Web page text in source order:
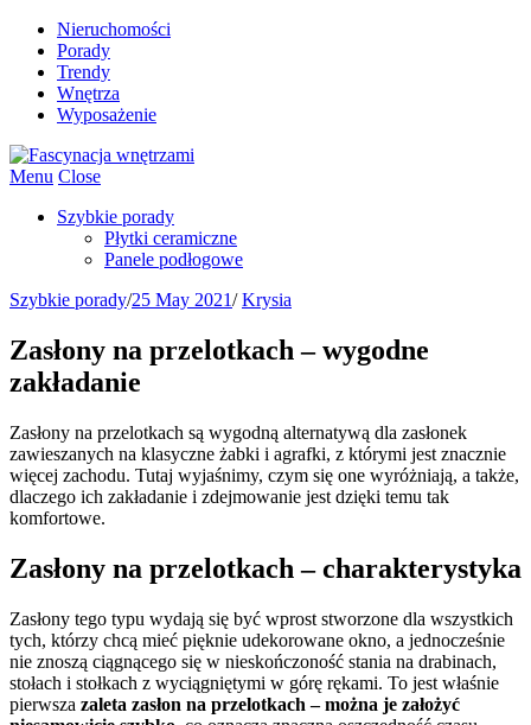
Nieruchomości
Porady
Trendy
Wnętrza
Wyposażenie
Menu Close
Szybkie porady
Płytki ceramiczne
Panele podłogowe
Szybkie porady/25 May 2021/ Krysia
Zasłony na przelotkach – wygodne
zakładanie
Zasłony na przelotkach są wygodną alternatywą dla zasłonek
zawieszanych na klasyczne żabki i agrafki, z którymi jest znacznie
więcej zachodu. Tutaj wyjaśnimy, czym się one wyróżniają, a także,
dlaczego ich zakładanie i zdejmowanie jest dzięki temu tak
komfortowe.
Zasłony na przelotkach – charakterystyka
Zasłony tego typu wydają się być wprost stworzone dla wszystkich
tych, którzy chcą mieć pięknie udekorowane okno, a jednocześnie
nie znoszą ciągnącego się w nieskończoność stania na drabinach,
stołach i stołkach z wyciągniętymi w górę rękami. To jest właśnie
pierwsza zaleta zasłon na przelotkach – można je założyć